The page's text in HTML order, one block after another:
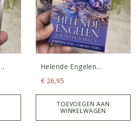
Helende Engelen
Orakelkaarten
€ 26,95
TOEVOEGEN AAN
WINKELWAGEN